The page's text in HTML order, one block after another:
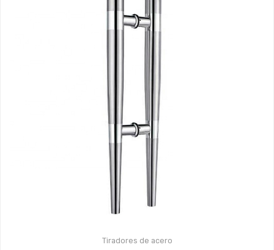
Tiradores de acero